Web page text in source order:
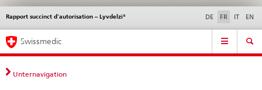
Navigation
directe:
actualités,
bases
Actualités & Mises à
normes
Contact | Support &
aide
Rapport succinct d’autorisation – Lyvdelzi® DE FR IT EN
Service
Navigation
Swissmedic
Unternavigation